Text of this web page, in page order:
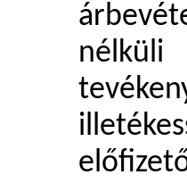
nélküli